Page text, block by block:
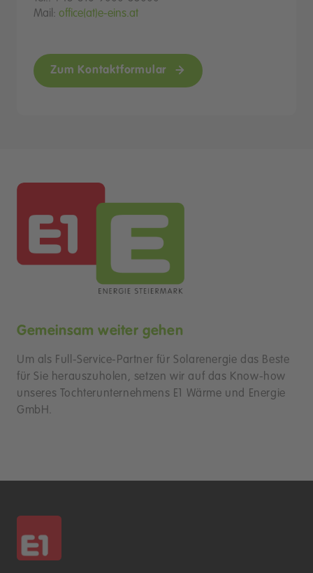
Mail: office(at)e-eins.at
Zum Kontaktformular
Gemeinsam weiter gehen
Um als Full-Service-Partner für Solarenergie das Beste
für Sie herauszuholen, setzen wir auf das Know-how
unseres Tochterunternehmens E1 Wärme und Energie
GmbH.